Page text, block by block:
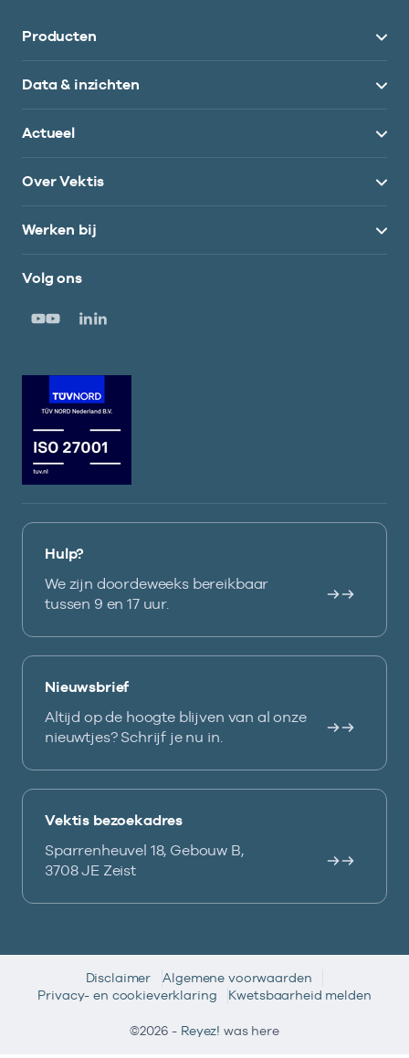
Producten
Data & inzichten
Actueel
Over Vektis
Werken bij
Volg ons
Hulp?
We zijn doordeweeks bereikbaar
tussen 9 en 17 uur.
Nieuwsbrief
Altijd op de hoogte blijven van al onze
nieuwtjes? Schrijf je nu in.
Vektis bezoekadres
Sparrenheuvel 18, Gebouw B,
3708 JE Zeist
Disclaimer
Algemene voorwaarden
Privacy- en cookieverklaring
Kwetsbaarheid melden
©2026 - Reyez! was here